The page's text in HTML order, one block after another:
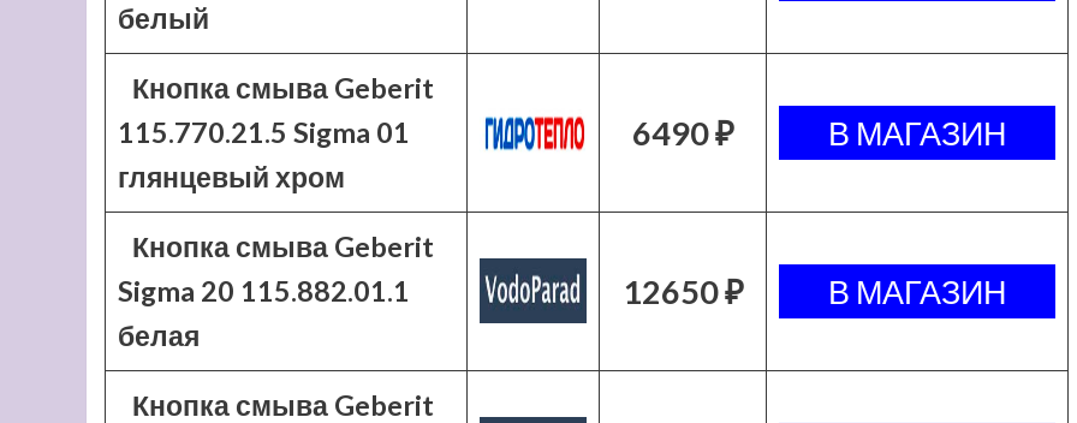
белый
Кнопка смыва Geberit
115.770.21.5 Sigma 01
глянцевый хром
6490 ₽
Кнопка смыва Geberit
Sigma 20 115.882.01.1
белая
12650 ₽
Кнопка смыва Geberit